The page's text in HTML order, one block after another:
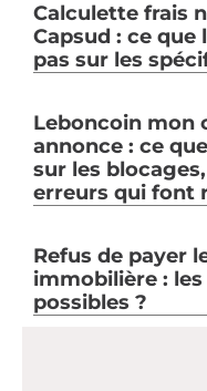
Calculette frais
Capsud : ce
pas sur les
Leboncoin mon
annonce : ce
sur les
erreurs qui font
Refus de payer
immobilière :
possibles ?